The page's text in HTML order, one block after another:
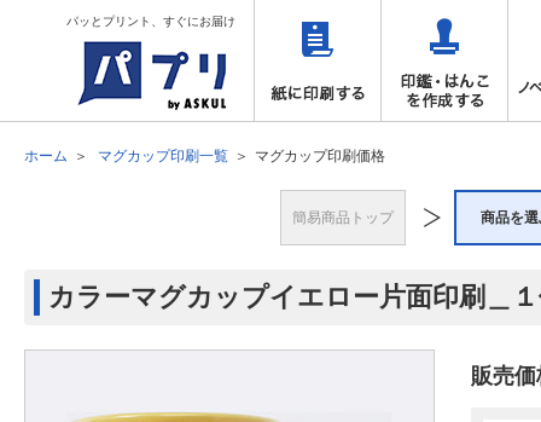
パッとプリント、すぐにお届け
ホーム マグカップ印刷一覧 マグカップ印刷価格
簡易商品トップ 商品を
カラーマグカップイエロー片面印刷＿
販売価